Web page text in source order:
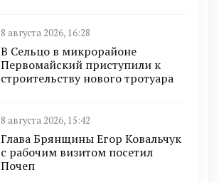
8 августа 2026, 16:28
В Сельцо в микрорайоне
Первомайский приступили к
строительству нового тротуара
8 августа 2026, 15:42
Глава Брянщины Егор Ковальчук
с рабочим визитом посетил
Почеп